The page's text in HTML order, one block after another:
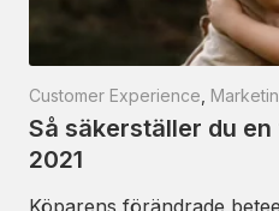
Customer Experience
Så säkerställer du
2021